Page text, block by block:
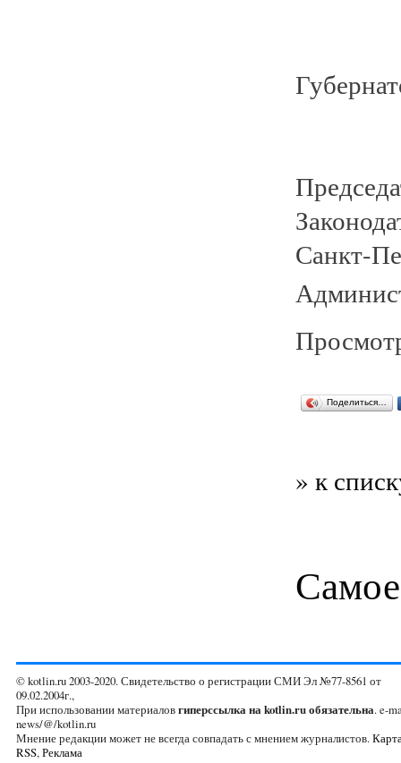
Санкт-
Поделиться…
» к
© kotlin.ru 2003-2020. Свидетельство о регистрации СМИ Эл №77-8561 от
09.02.2004г.,
При использовании материаловгиперссылка на kotlin.ru обязательна. e-
news/@/kotlin.ru
Мнение редакции может не всегда совпадать с мнением журналистов.
RSS,Реклама